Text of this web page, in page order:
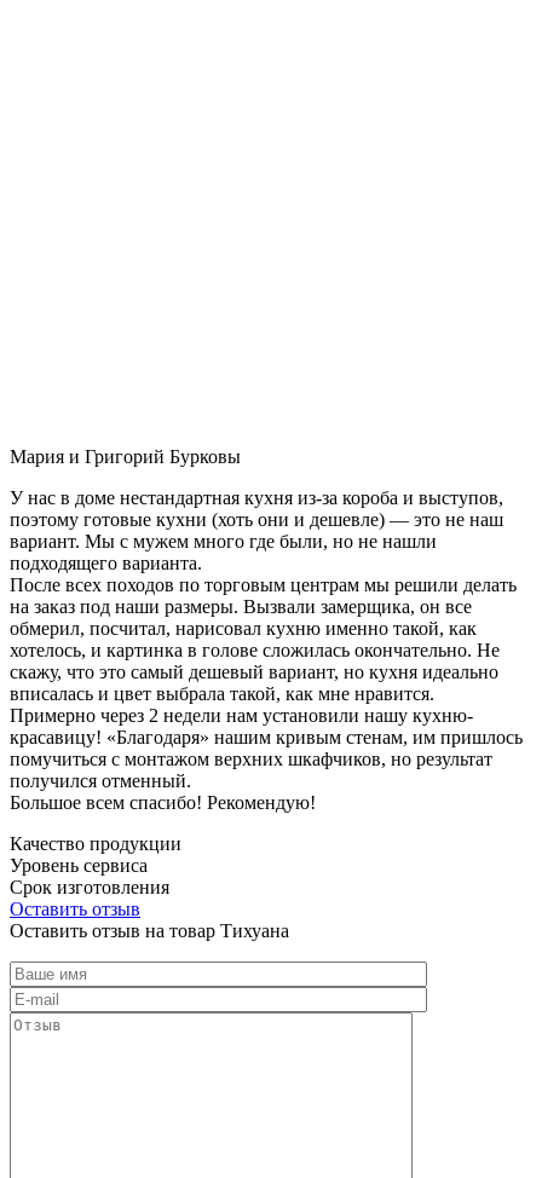
Мария и Григорий Бурковы
У нас в доме нестандартная кухня из-за короба и выступов,
поэтому готовые кухни (хоть они и дешевле) — это не наш
вариант. Мы с мужем много где были, но не нашли
подходящего варианта.
После всех походов по торговым центрам мы решили делать
на заказ под наши размеры. Вызвали замерщика, он все
обмерил, посчитал, нарисовал кухню именно такой, как
хотелось, и картинка в голове сложилась окончательно. Не
скажу, что это самый дешевый вариант, но кухня идеально
вписалась и цвет выбрала такой, как мне нравится.
Примерно через 2 недели нам установили нашу кухню-
красавицу! «Благодаря» нашим кривым стенам, им пришлось
помучиться с монтажом верхних шкафчиков, но результат
получился отменный.
Большое всем спасибо! Рекомендую!
Качество продукции
Уровень сервиса
Срок изготовления
Оставить отзыв
Оставить отзыв на товар Тихуана